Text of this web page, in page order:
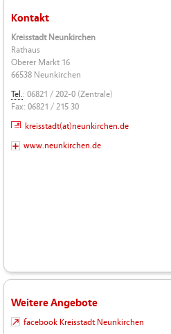
Kontakt
Kreisstadt Neunkirchen
Rathaus
Oberer Markt 16
66538 Neunkirchen
Tel.: 06821 / 202-0 (Zentrale)
Fax: 06821 / 215 30
kreisstadt(at)neunkirchen.de
www.neunkirchen.de
Weitere Angebote
facebook Kreisstadt Neunkirchen